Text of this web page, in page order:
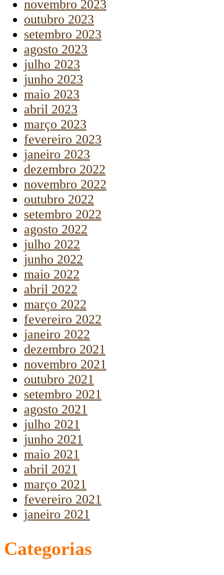
novembro 2023
outubro 2023
setembro 2023
agosto 2023
julho 2023
junho 2023
maio 2023
abril 2023
março 2023
fevereiro 2023
janeiro 2023
dezembro 2022
novembro 2022
outubro 2022
setembro 2022
agosto 2022
julho 2022
junho 2022
maio 2022
abril 2022
março 2022
fevereiro 2022
janeiro 2022
dezembro 2021
novembro 2021
outubro 2021
setembro 2021
agosto 2021
julho 2021
junho 2021
maio 2021
abril 2021
março 2021
fevereiro 2021
janeiro 2021
Categorias